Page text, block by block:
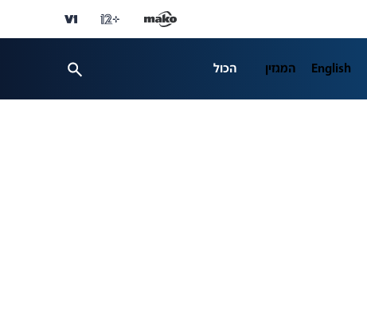
English המגזין הכול